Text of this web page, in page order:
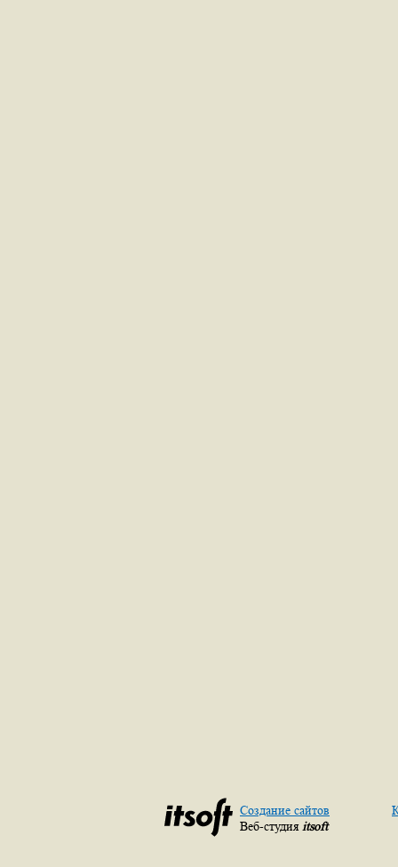
Создание сайтов
Веб-студия itsoft